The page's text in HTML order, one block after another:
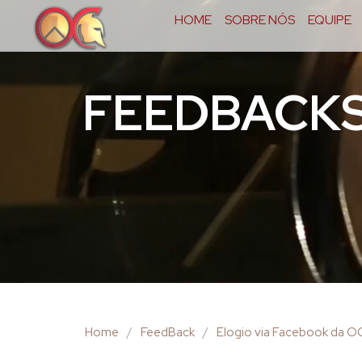
HOME SOBRE NÓS EQUIPE
Home / FeedBack / Elogio via Facebook da